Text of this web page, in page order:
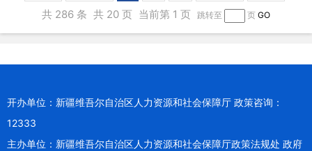
共 286 条 共 20 页 当前第 1 页 跳转至 页 GO
开办单位：新疆维吾尔自治区人力资源和社会保障厅 政策咨询：
12333
主办单位：新疆维吾尔自治区人力资源和社会保障厅政策法规处 政府